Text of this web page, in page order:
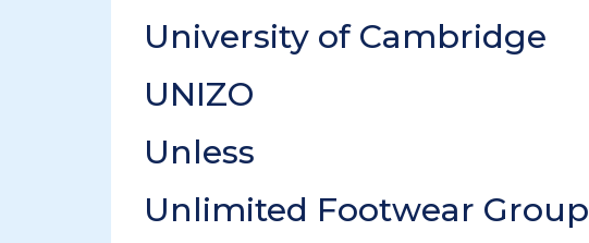
University of Cambridge
UNIZO
Unless
Unlimited Footwear Group